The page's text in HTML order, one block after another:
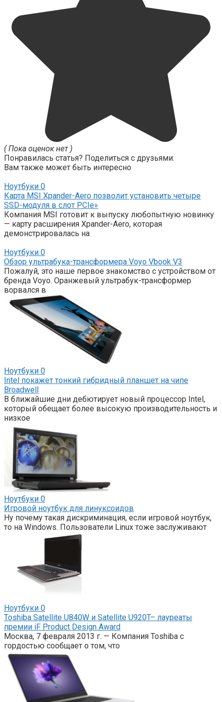
( Пока оценок нет )
Понравилась статья? Поделиться с друзьями:
Вам также может быть интересно
Ноутбуки 0
Карта MSI Xpander-Aero позволит установить четыре
SSD-модуля в слот PCIe»
Компания MSI готовит к выпуску любопытную новинку
— карту расширения Xpander-Aero, которая
демонстрировалась на
Ноутбуки 0
Обзор ультрабука-трансформера Voyo Vbook V3
Пожалуй, это наше первое знакомство с устройством от
бренда Voyo. Оранжевый ультрабук-трансформер
ворвался в
Ноутбуки 0
Intel покажет тонкий гибридный планшет на чипе
Broadwell
В ближайшие дни дебютирует новый процессор Intel,
который обещает более высокую производительность и
низкое
Ноутбуки 0
Игровой ноутбук для линуксоидов
Ну почему такая дискриминация, если игровой ноутбук,
то на Windows. Пользователи Linux тоже заслуживают
Ноутбуки 0
Toshiba Satellite U840W и Satellite U920T– лауреаты
премии iF Product Design Award
Москва, 7 февраля 2013 г. — Компания Toshiba с
гордостью сообщает о том, что